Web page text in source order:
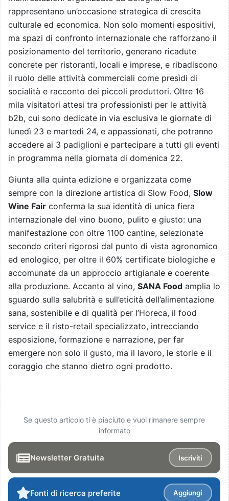
rappresentano un’occasione strategica di crescita
culturale ed economica. Non solo momenti espositivi,
ma spazi di confronto internazionale che rafforzano il
posizionamento del territorio, generano ricadute
concrete per ristoranti, locali e imprese, e ribadiscono
il ruolo delle attività commerciali come presìdi di
socialità e racconto dei piccoli produttori. Oltre 16
mila visitatori attesi tra professionisti per le attività
b2b, cui sono dedicate in via esclusiva le giornate di
lunedì 23 e martedì 24, e appassionati, che potranno
accedere ai 3 padiglioni e partecipare a tutti gli eventi
in programma nella giornata di domenica 22.
Giunta alla quinta edizione e organizzata come
sempre con la direzione artistica di Slow Food, Slow
Wine Fair conferma la sua identità di unica fiera
internazionale del vino buono, pulito e giusto: una
manifestazione con oltre 1100 cantine, selezionate
secondo criteri rigorosi dal punto di vista agronomico
ed enologico, per oltre il 60% certificate biologiche e
accomunate da un approccio artigianale e coerente
alla produzione. Accanto al vino, SANA Food amplia lo
sguardo sulla salubrità e sull’eticità dell’alimentazione
sana, sostenibile e di qualità per l’Horeca, il food
service e il risto-retail specializzato, intrecciando
esposizione, formazione e narrazione, per far
emergere non solo il gusto, ma il lavoro, le storie e il
coraggio che stanno dietro ogni prodotto.
Se questo articolo ti è piaciuto e vuoi rimanere sempre
informato
Newsletter Gratuita Iscriviti
Fonti di ricerca preferite Aggiungi